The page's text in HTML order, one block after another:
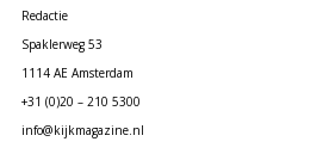
Redactie
Spaklerweg 53
1114 AE Amsterdam
+31 (0)20 – 210 5300
info@kijkmagazine.nl